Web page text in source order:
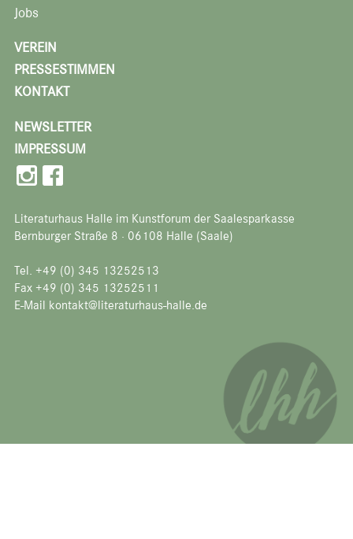
Jobs
VEREIN
PRESSESTIMMEN
KONTAKT
NEWSLETTER
IMPRESSUM
Literaturhaus Halle im Kunstforum der Saalesparkasse
Bernburger Straße 8 · 06108 Halle (Saale)
Tel. +49 (0) 345 13252513
Fax +49 (0) 345 13252511
E-Mail kontakt@literaturhaus-halle.de